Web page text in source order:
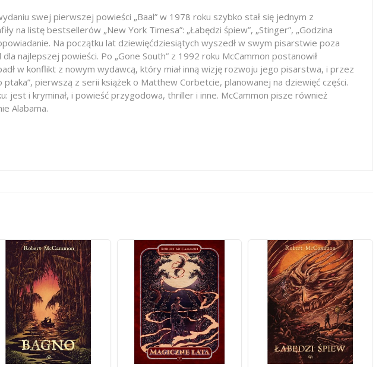
swej pierwszej powieści „Baal” w 1978 roku szybko stał się jednym z
listę bestsellerów „New York Timesa”: „Łabędzi śpiew”, „Stinger”, „Godzina
Na początku lat dziewięćdziesiątych wyszedł w swym pisarstwie poza
najlepszej powieści. Po „Gone South” z 1992 roku McCammon postanowił
w konflikt z nowym wydawcą, który miał inną wizję rozwoju jego pisarstwa, i przez
pierwszą z serii książek o Matthew Corbetcie, planowanej na dziewięć części.
jest i kryminał, i powieść przygodowa, thriller i inne. McCammon pisze również
Alabama.